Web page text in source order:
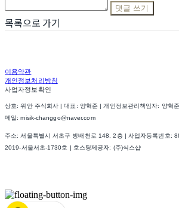
댓글 쓰기
목록으로 가기
이용약관
개인정보처리방침
사업자정보확인
상호: 위안 주식회사 | 대표: 양혁준 | 개인정보관리책임자: 양혁
메일: misik-changgo@naver.com
주소: 서울특별시 서초구 방배천로 148, 2층 | 사업자등록번호:
2019-서울서초-1730호
| 호스팅제공자: (주)식스샵